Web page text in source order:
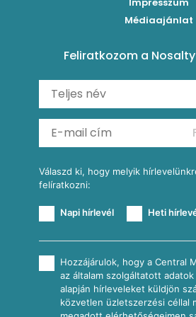
Carbonara
Shakshuka
Ratatouille
Mexikói húsleves kukorica salsával
Almás-kéksajtos kukoricasaláta
Köretek
Reggeli receptek
Médiaajánlat
Feliratkozom a
Válaszd ki, hogy melyik
felíratkozni:
Napi hírlevél Heti
Hozzájárulok, hogy a Central
az általam szolgáltatott
alapján hírleveleket küldjön
közvetlen üzletszerzési céllal